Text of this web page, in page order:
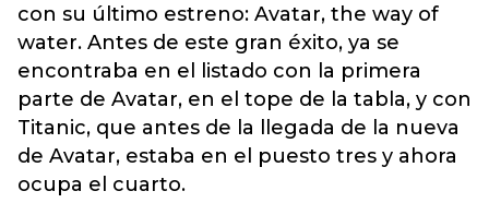
con su último estreno: Avatar, the way of
water. Antes de este gran éxito, ya se
encontraba en el listado con la primera
parte de Avatar, en el tope de la tabla, y con
Titanic, que antes de la llegada de la nueva
de Avatar, estaba en el puesto tres y ahora
ocupa el cuarto.